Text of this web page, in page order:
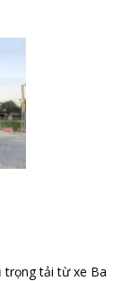
trọng tải từ xe Ba